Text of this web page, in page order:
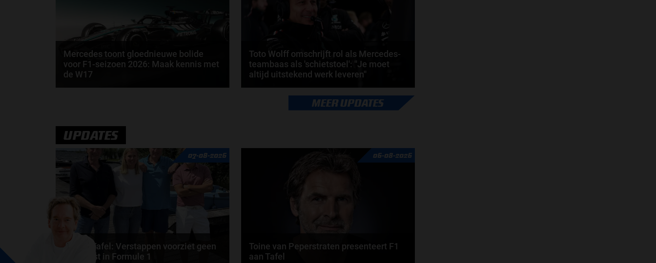
Mercedes toont gloednieuwe bolide
voor F1-seizoen 2026: Maak kennis met
de W17
doorJarlo van der Vloed
Toto Wolff omschrijft rol als Mercedes-
teambaas als 'schietstoel': ''Je moet
altijd uitstekend werk leveren''
Mercedes-teambaas Toto Wolff omschrijft zijn
positie als teambaas van een Formule 1-team als
MEER UPDATES
UPDATES
07-08-2026
F1 aan Tafel: Verstappen voorziet geen
toekomst in Formule 1
06-08-2026
Toine van Peperstraten presenteert F1
aan Tafel